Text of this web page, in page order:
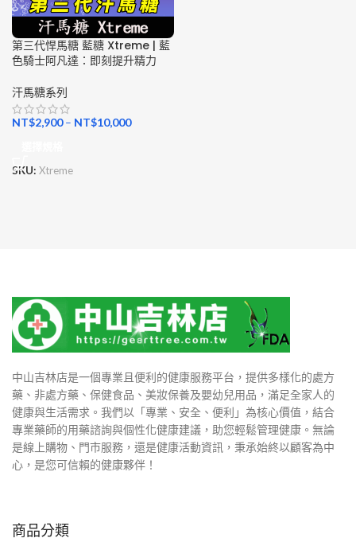
第三代悍馬糖 藍糖 Xtreme | 藍
色騎士阿凡達：即刻提升精力
汗馬糖系列
NT$2,900– NT$10,000
SKU: Xtreme
中山吉林店是一個專業且便利的健康服務平台，提供多樣化的處方
藥、非處方藥、保健食品、美妝保養及嬰幼兒用品，滿足全家人的
健康與生活需求。我們以「專業、安全、便利」為核心價值，結合
專業藥師的用藥諮詢與個性化健康建議，助您輕鬆管理健康。無論
是線上購物、門市服務，還是健康活動資訊，秉承始終以顧客為中
心，是您可信賴的健康夥伴！
商品分類